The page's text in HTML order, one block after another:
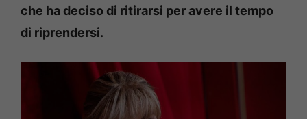
che ha deciso di ritirarsi per avere il tempo
di riprendersi.